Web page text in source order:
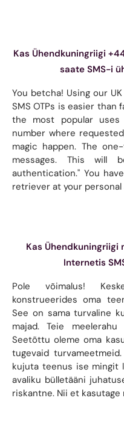
Kas Ühendkuningriigi
saate SMS-i
You betcha! Using our
SMS OTPs is easier than
the most popular
number where
magic happen. The
messages. This will
authentication." You
retriever at your
Kas Ühendkuningriigi
Internetis
Pole võimalus!
konstrueerides oma
See on sama turvaline
majad. Teie
Seetõttu oleme oma
tugevaid
kujuta teenus ise mingit
avaliku bülletääni
riskantne. Nii et